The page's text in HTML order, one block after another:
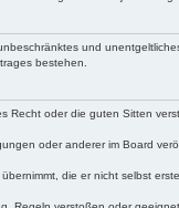
und
bestehen.
oder die guten Sitten
oder anderer im Board
die er nicht selbst